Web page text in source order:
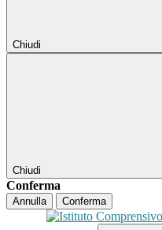
Chiudi
Chiudi
Conferma
Annulla Conferma